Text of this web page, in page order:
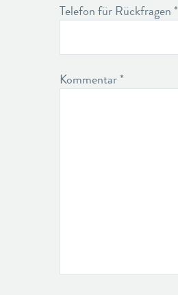
Telefon für Rückfragen *
Kommentar *